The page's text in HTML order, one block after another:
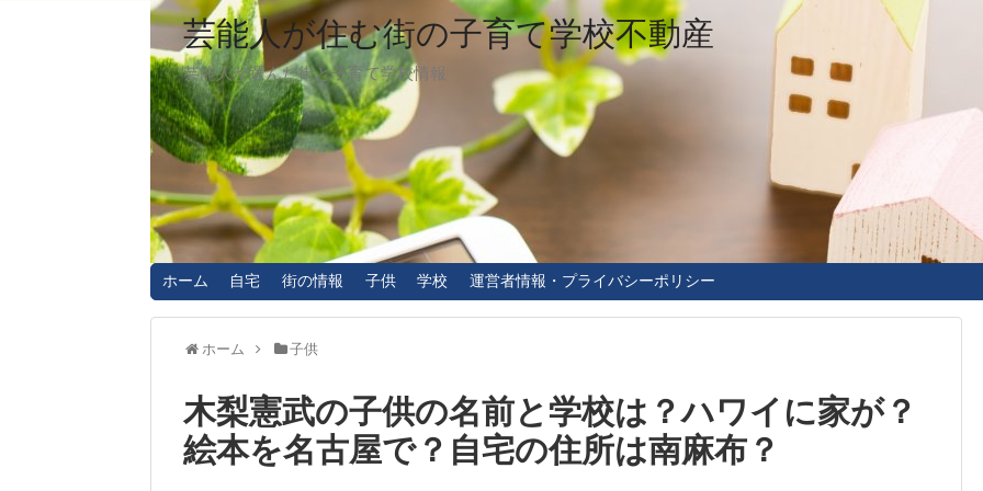
芸能人が住む街の子育て学校不動産
芸能人が選んだ街と子育て学校情報
ホーム 自宅 街の情報 子供 学校 運営者情報・プライバシーポリシー
ホーム 子供
木梨憲武の子供の名前と学校は？ハワイに家が？
絵本を名古屋で？自宅の住所は南麻布？